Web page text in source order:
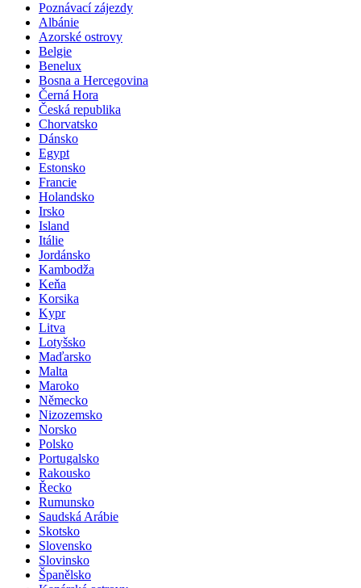
Poznávací zájezdy
Albánie
Azorské ostrovy
Belgie
Benelux
Bosna a Hercegovina
Černá Hora
Česká republika
Chorvatsko
Dánsko
Egypt
Estonsko
Francie
Holandsko
Irsko
Island
Itálie
Jordánsko
Kambodža
Keňa
Korsika
Kypr
Litva
Lotyšsko
Maďarsko
Malta
Maroko
Německo
Nizozemsko
Norsko
Polsko
Portugalsko
Rakousko
Řecko
Rumunsko
Saudská Arábie
Skotsko
Slovensko
Slovinsko
Španělsko